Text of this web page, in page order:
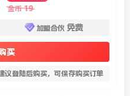
金币 19
加盟合伙 免费
买
议登陆后购买，可保存购买订单